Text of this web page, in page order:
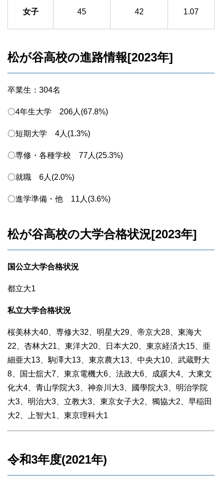
女子 45 42 1.07
松が谷高校の進路情報[2023年]
卒業生：304名
〇4年生大学 206人(67.8%)
〇短期大学 4人(1.3%)
〇専修・各種学校 77人(25.3%)
〇就職 6人(2.0%)
〇進学準備・他 11人(3.6%)
松が谷高校の大学合格状況[2023年]
国公立大学合格状況
都立大1
私立大学合格状況
桜美林大40、専修大32、明星大29、帝京大28、東海大
22、杏林大21、東洋大20、日本大20、東京経済大15、亜
細亜大13、駒澤大13、東京農大13、中央大10、武蔵野大
8、国士舘大7、東京電機大6、法政大6、成蹊大4、大東文
化大4、青山学院大3、神奈川大3、國學院大3、明治学院
大3、明治大3、立教大3、東京女子大2、獨協大2、早稲田
大2、上智大1、東京理科大1
令和3年度(2021年)